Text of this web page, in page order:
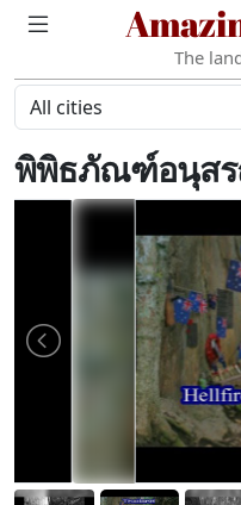
The
All cities
พิพิธภัณฑ์อนุสร